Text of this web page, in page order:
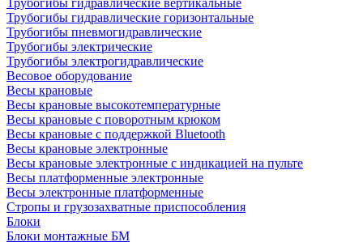
Трубогибы гидравлические вертикальные
Трубогибы гидравлические горизонтальные
Трубогибы пневмогидравлические
Трубогибы электрические
Трубогибы электрогидравлические
Весовое оборудование
Весы крановые
Весы крановые высокотемпературные
Весы крановые с поворотным крюком
Весы крановые с поддержкой Bluetooth
Весы крановые электронные
Весы крановые электронные с индикацией на пульте
Весы платформенные электронные
Весы электронные платформенные
Стропы и грузозахватные приспособления
Блоки
Блоки монтажные БМ